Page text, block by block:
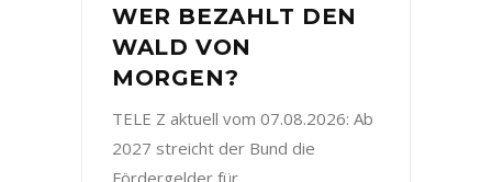
WER BEZAHLT DEN
WALD VON
MORGEN?
TELE Z aktuell vom 07.08.2026: Ab
2027 streicht der Bund die
Fördergelder für